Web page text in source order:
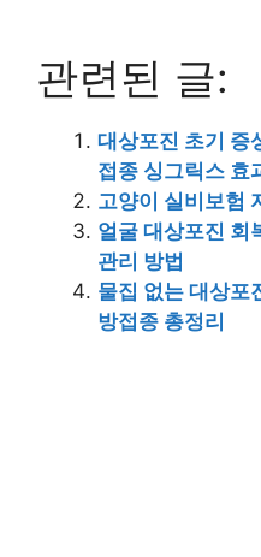
관련된 글:
대상포진 초기 증
접종 싱그릭스 효
고양이 실비보험
얼굴 대상포진 회
관리 방법
물집 없는 대상포
방접종 총정리